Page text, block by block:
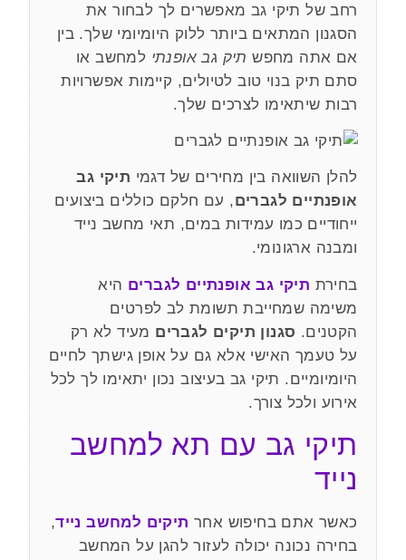
רחב של תיקי גב מאפשרים לך לבחור את
הסגנון המתאים ביותר ללוק היומיומי שלך. בין
אם אתה מחפש תיק גב אופנתי למחשב או
סתם תיק בנוי טוב לטיולים, קיימות אפשרויות
רבות שיתאימו לצרכים שלך.
להלן השוואה בין מחירים של דגמי תיקי גב
אופנתיים לגברים, עם חלקם כוללים ביצועים
ייחודיים כמו עמידות במים, תאי מחשב נייד
ומבנה ארגונומי.
בחירת תיקי גב אופנתיים לגברים היא
משימה שמחייבת תשומת לב לפרטים
הקטנים. סגנון תיקים לגברים מעיד לא רק
על טעמך האישי אלא גם על אופן גישתך לחיים
היומיומיים. תיקי גב בעיצוב נכון יתאימו לך לכל
אירוע ולכל צורך.
תיקי גב עם תא למחשב
נייד
כאשר אתם בחיפוש אחר תיקים למחשב נייד,
בחירה נכונה יכולה לעזור להגן על המחשב